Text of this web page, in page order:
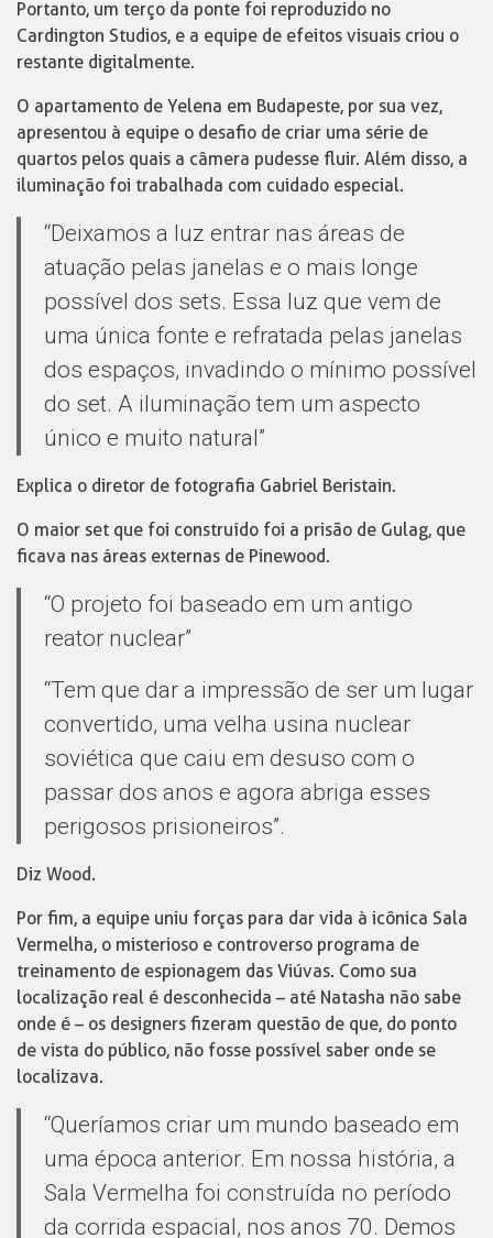
Portanto, um terço da ponte foi reproduzido no
Cardington Studios, e a equipe de efeitos visuais criou o
restante digitalmente.
O apartamento de Yelena em Budapeste, por sua vez,
apresentou à equipe o desafio de criar uma série de
quartos pelos quais a câmera pudesse fluir. Além disso, a
iluminação foi trabalhada com cuidado especial.
“Deixamos a luz entrar nas áreas de
atuação pelas janelas e o mais longe
possível dos sets. Essa luz que vem de
uma única fonte e refratada pelas janelas
dos espaços, invadindo o mínimo possível
do set. A iluminação tem um aspecto
único e muito natural”
Explica o diretor de fotografia Gabriel Beristain.
O maior set que foi construído foi a prisão de Gulag, que
ficava nas áreas externas de Pinewood.
“O projeto foi baseado em um antigo
reator nuclear”
“Tem que dar a impressão de ser um lugar
convertido, uma velha usina nuclear
soviética que caiu em desuso com o
passar dos anos e agora abriga esses
perigosos prisioneiros”.
Diz Wood.
Por fim, a equipe uniu forças para dar vida à icônica Sala
Vermelha, o misterioso e controverso programa de
treinamento de espionagem das Viúvas. Como sua
localização real é desconhecida – até Natasha não sabe
onde é – os designers fizeram questão de que, do ponto
de vista do público, não fosse possível saber onde se
localizava.
“Queríamos criar um mundo baseado em
uma época anterior. Em nossa história, a
Sala Vermelha foi construída no período
da corrida espacial, nos anos 70. Demos